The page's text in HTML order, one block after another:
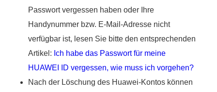
Passwort vergessen haben oder Ihre
Handynummer bzw. E-Mail-Adresse nicht
verfügbar ist, lesen Sie bitte den entsprechenden
Artikel: Ich habe das Passwort für meine
HUAWEI ID vergessen, wie muss ich vorgehen?
Nach der Löschung des Huawei-Kontos können